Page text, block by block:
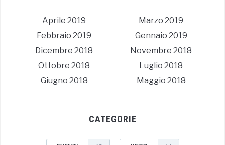
Aprile 2019
Marzo 2019
Febbraio 2019
Gennaio 2019
Dicembre 2018
Novembre 2018
Ottobre 2018
Luglio 2018
Giugno 2018
Maggio 2018
CATEGORIE